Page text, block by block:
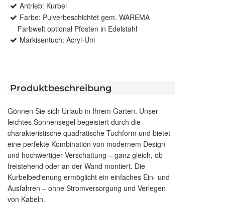
Antrieb: Kurbel
Farbe: Pulverbeschichtet gem. WAREMA
Farbwelt optional Pfosten in Edelstahl
Markisentuch: Acryl-Uni
Produktbeschreibung
Gönnen Sie sich Urlaub in Ihrem Garten. Unser
leichtes Sonnensegel begeistert durch die
charakteristische quadratische Tuchform und bietet
eine perfekte Kombination von modernem Design
und hochwertiger Verschattung – ganz gleich, ob
freistehend oder an der Wand montiert. Die
Kurbelbedienung ermöglicht ein einfaches Ein- und
Ausfahren – ohne Stromversorgung und Verlegen
von Kabeln.